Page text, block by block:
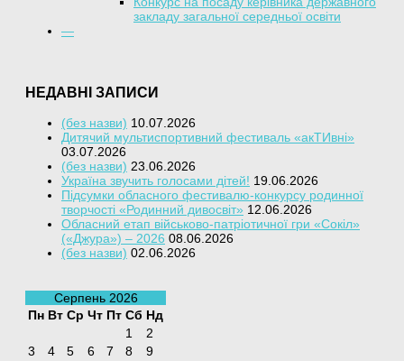
закладу загальної середньої освіти
—
НЕДАВНІ ЗАПИСИ
(без назви) 10.07.2026
Дитячий мультиспортивний фестиваль «акТИвні»
03.07.2026
(без назви) 23.06.2026
Україна звучить голосами дітей! 19.06.2026
Підсумки обласного фестивалю-конкурсу родинної
творчості «Родинний дивосвіт» 12.06.2026
Обласний етап військово-патріотичної гри «Сокіл»
(«Джура») – 2026 08.06.2026
(без назви) 02.06.2026
Серпень 2026
Пн Вт Ср Чт Пт Сб Нд
1
2
3
4 5 6 7 8
9